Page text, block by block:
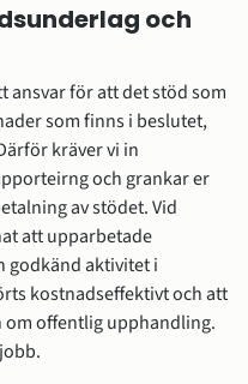
och
ansvar för att det stöd som
som finns i beslutet,
kräver vi in
och grankar er
av stödet. Vid
att upparbetade
godkänd aktivitet i
kostnadseffektivt och att
om offentlig upphandling.